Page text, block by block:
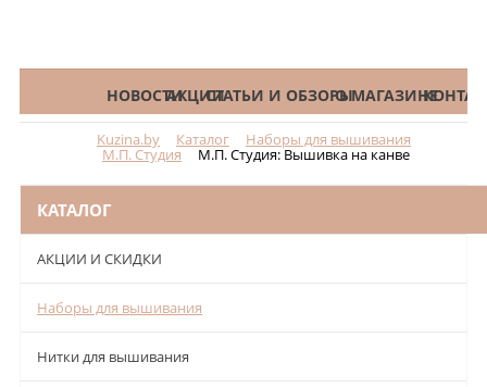
КАТАЛОГНОВОСТИАКЦИИСТАТЬИ И ОБЗОРЫО МАГАЗИНЕ
Kuzina.by Каталог Наборы для вышивания
М.П. Студия М.П. Студия: Вышивка на канве
КАТАЛОГ
АКЦИИ И СКИДКИ
Наборы для вышивания
Нитки для вышивания